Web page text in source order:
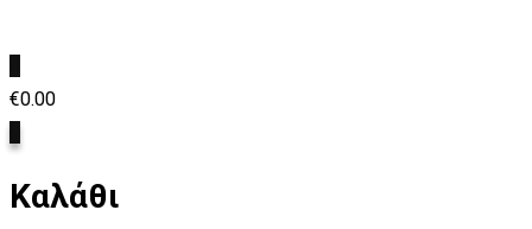
€0.00
Καλάθι